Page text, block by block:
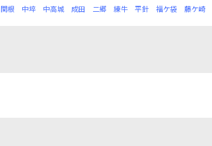
関根 中埣 中高城 成田 二郷 練牛 平針 福ケ袋 藤ケ崎